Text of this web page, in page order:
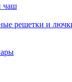
чаш
решетки и